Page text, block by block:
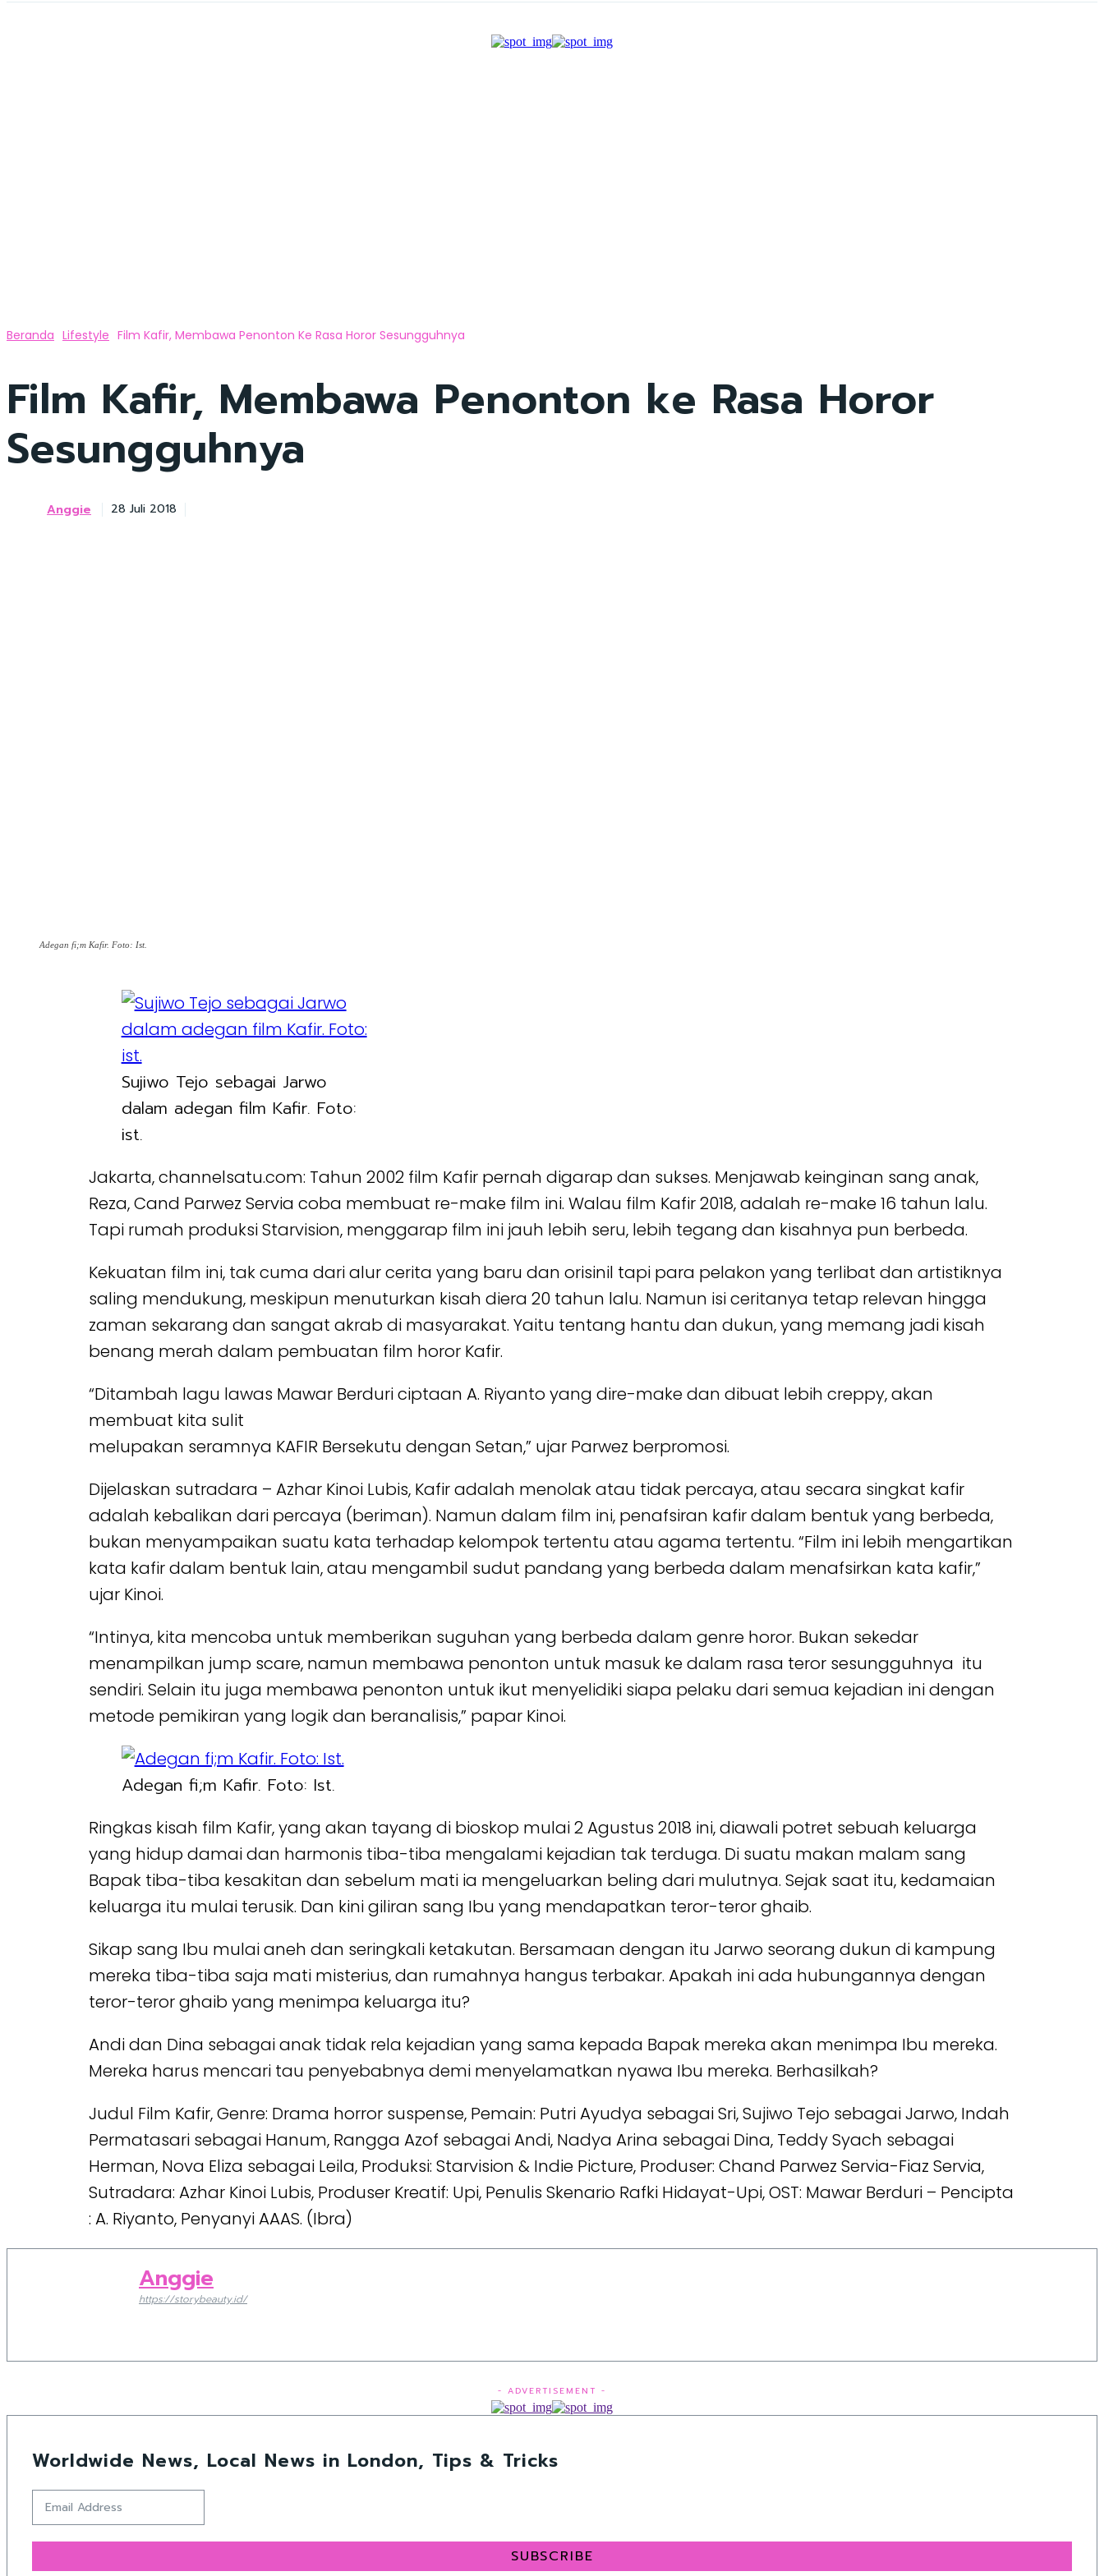
Beranda Lifestyle Film Kafir, Membawa Penonton Ke Rasa Horor Sesungguhnya
Film Kafir, Membawa Penonton ke Rasa Horor
Sesungguhnya
Anggie 28 Juli 2018
Adegan fi;m Kafir. Foto: Ist.
Sujiwo Tejo sebagai Jarwo
dalam adegan film Kafir. Foto:
ist.
Jakarta, channelsatu.com: Tahun 2002 film Kafir pernah digarap dan sukses. Menjawab keinginan sang anak,
Reza, Cand Parwez Servia coba membuat re-make film ini. Walau film Kafir 2018, adalah re-make 16 tahun lalu.
Tapi rumah produksi Starvision, menggarap film ini jauh lebih seru, lebih tegang dan kisahnya pun berbeda.
Kekuatan film ini, tak cuma dari alur cerita yang baru dan orisinil tapi para pelakon yang terlibat dan artistiknya
saling mendukung, meskipun menuturkan kisah diera 20 tahun lalu. Namun isi ceritanya tetap relevan hingga
zaman sekarang dan sangat akrab di masyarakat. Yaitu tentang hantu dan dukun, yang memang jadi kisah
benang merah dalam pembuatan film horor Kafir.
“Ditambah lagu lawas Mawar Berduri ciptaan A. Riyanto yang dire-make dan dibuat lebih creppy, akan
membuat kita sulit
melupakan seramnya KAFIR Bersekutu dengan Setan,” ujar Parwez berpromosi.
Dijelaskan sutradara – Azhar Kinoi Lubis, Kafir adalah menolak atau tidak percaya, atau secara singkat kafir
adalah kebalikan dari percaya (beriman). Namun dalam film ini, penafsiran kafir dalam bentuk yang berbeda,
bukan menyampaikan suatu kata terhadap kelompok tertentu atau agama tertentu. “Film ini lebih mengartikan
kata kafir dalam bentuk lain, atau mengambil sudut pandang yang berbeda dalam menafsirkan kata kafir,”
ujar Kinoi.
“Intinya, kita mencoba untuk memberikan suguhan yang berbeda dalam genre horor. Bukan sekedar
menampilkan jump scare, namun membawa penonton untuk masuk ke dalam rasa teror sesungguhnya itu
sendiri. Selain itu juga membawa penonton untuk ikut menyelidiki siapa pelaku dari semua kejadian ini dengan
metode pemikiran yang logik dan beranalisis,” papar Kinoi.
Adegan fi;m Kafir. Foto: Ist.
Ringkas kisah film Kafir, yang akan tayang di bioskop mulai 2 Agustus 2018 ini, diawali potret sebuah keluarga
yang hidup damai dan harmonis tiba-tiba mengalami kejadian tak terduga. Di suatu makan malam sang
Bapak tiba-tiba kesakitan dan sebelum mati ia mengeluarkan beling dari mulutnya. Sejak saat itu, kedamaian
keluarga itu mulai terusik. Dan kini giliran sang Ibu yang mendapatkan teror-teror ghaib.
Sikap sang Ibu mulai aneh dan seringkali ketakutan. Bersamaan dengan itu Jarwo seorang dukun di kampung
mereka tiba-tiba saja mati misterius, dan rumahnya hangus terbakar. Apakah ini ada hubungannya dengan
teror-teror ghaib yang menimpa keluarga itu?
Andi dan Dina sebagai anak tidak rela kejadian yang sama kepada Bapak mereka akan menimpa Ibu mereka.
Mereka harus mencari tau penyebabnya demi menyelamatkan nyawa Ibu mereka. Berhasilkah?
Judul Film Kafir, Genre: Drama horror suspense, Pemain: Putri Ayudya sebagai Sri, Sujiwo Tejo sebagai Jarwo, Indah
Permatasari sebagai Hanum, Rangga Azof sebagai Andi, Nadya Arina sebagai Dina, Teddy Syach sebagai
Herman, Nova Eliza sebagai Leila, Produksi: Starvision & Indie Picture, Produser: Chand Parwez Servia-Fiaz Servia,
Sutradara: Azhar Kinoi Lubis, Produser Kreatif: Upi, Penulis Skenario Rafki Hidayat-Upi, OST: Mawar Berduri – Pencipta
: A. Riyanto, Penyanyi AAAS. (Ibra)
Anggie
https://storybeauty.id/
- ADVERTISEMENT -
Worldwide News, Local News in London, Tips & Tricks
SUBSCRIBE